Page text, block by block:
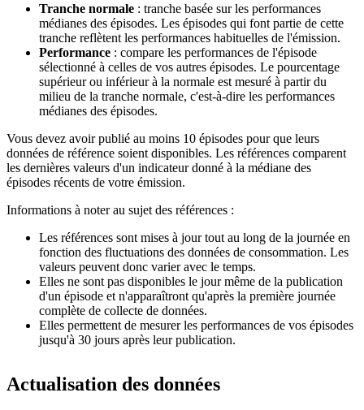
Tranche normale : tranche basée sur les performances
médianes des épisodes. Les épisodes qui font partie de cette
tranche reflètent les performances habituelles de l'émission.
Performance : compare les performances de l'épisode
sélectionné à celles de vos autres épisodes. Le pourcentage
supérieur ou inférieur à la normale est mesuré à partir du
milieu de la tranche normale, c'est-à-dire les performances
médianes des épisodes.
Vous devez avoir publié au moins 10 épisodes pour que leurs
données de référence soient disponibles. Les références comparent
les dernières valeurs d'un indicateur donné à la médiane des
épisodes récents de votre émission.
Informations à noter au sujet des références :
Les références sont mises à jour tout au long de la journée en
fonction des fluctuations des données de consommation. Les
valeurs peuvent donc varier avec le temps.
Elles ne sont pas disponibles le jour même de la publication
d'un épisode et n'apparaîtront qu'après la première journée
complète de collecte de données.
Elles permettent de mesurer les performances de vos épisodes
jusqu'à 30 jours après leur publication.
Actualisation des données